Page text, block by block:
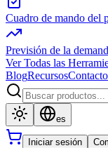
Cuadro de mando del
Previsión de la
Ver Todas las
BlogRecursosContacto
es
Iniciar sesión